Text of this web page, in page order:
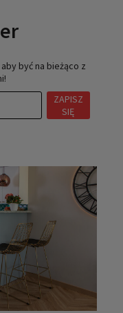
być na bieżąco z
ZAPISZ
SIĘ